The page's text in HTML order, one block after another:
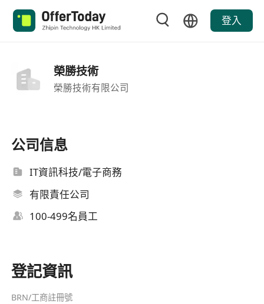
登入
榮勝技術
榮勝技術有限公司
公司信息
IT資訊科技/電子商務
有限責任公司
100-499名員工
登記資訊
BRN/工商註冊號